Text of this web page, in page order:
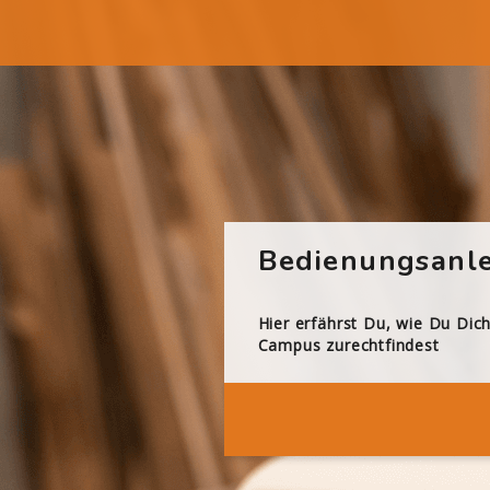
Hier erfährst Du, wie Du
Campus zurechtfindest